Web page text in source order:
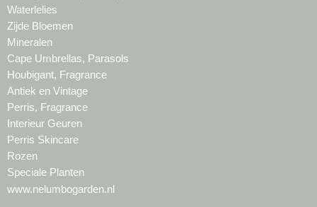
Waterlelies
Zijde Bloemen
Mineralen
Cape Umbrellas, Parasols
Houbigant, Fragrance
Antiek en Vintage
Perris, Fragrance
Interieur Geuren
Perris Skincare
Rozen
Speciale Planten
www.nelumbogarden.nl